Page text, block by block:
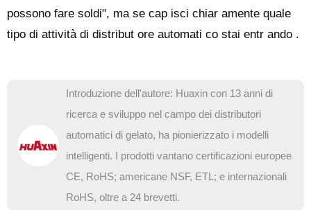
possono fare soldi", ma se cap isci chiar amente quale
tipo di attività di distribut ore automati co stai entr ando .
Introduzione dell'autore: Huaxin con 13 anni di
ricerca e sviluppo nel campo dei distributori
automatici di gelato, ha pionierizzato i modelli
intelligenti. I prodotti vantano certificazioni europee
CE, RoHS; americane NSF, ETL; e internazionali
RoHS, oltre a 24 brevetti.